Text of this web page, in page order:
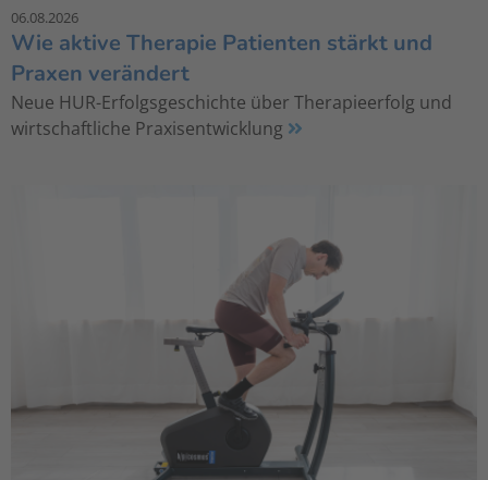
06.08.2026
Wie aktive Therapie Patienten stärkt und
Praxen verändert
Neue HUR-Erfolgsgeschichte über Therapieerfolg und
wirtschaftliche Praxisentwicklung